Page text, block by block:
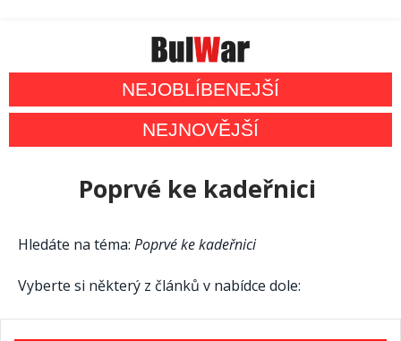
NEJOBLÍBENEJŠÍ
NEJNOVĚJŠÍ
Poprvé ke kadeřnici
Hledáte na téma: Poprvé ke kadeřnici
Vyberte si některý z článků v nabídce dole: